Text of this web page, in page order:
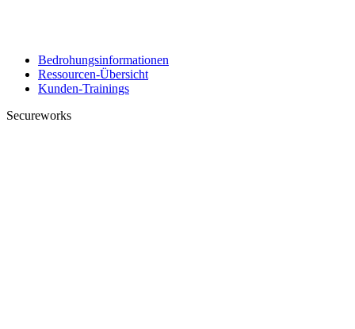
Bedrohungsinformationen
Ressourcen-Übersicht
Kunden-Trainings
Secureworks